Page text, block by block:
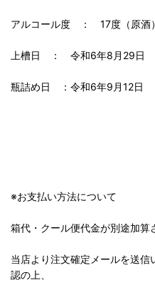
アルコール度 ： 17度（原酒）
上槽日 ： 令和6年8月29日
瓶詰め日 ：令和6年9月12日
※お支払い方法について
箱代・クール便代金が別途加算
当店より注文確定メールを送
認の上、